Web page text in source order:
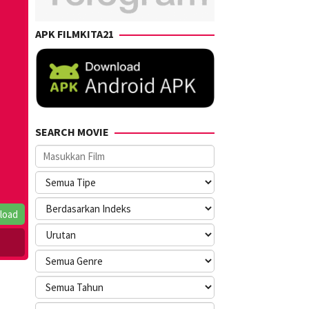
APK FILMKITA21
SEARCH MOVIE